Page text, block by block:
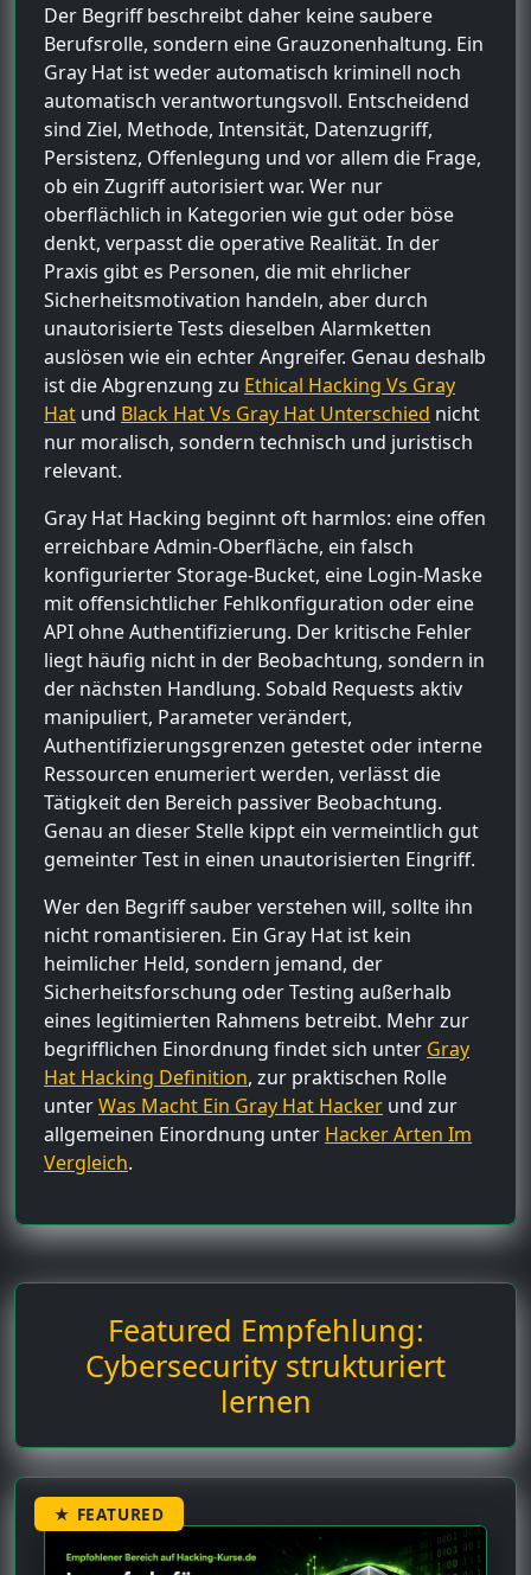
Der Begriff beschreibt daher keine saubere
Berufsrolle, sondern eine Grauzonenhaltung. Ein
Gray Hat ist weder automatisch kriminell noch
automatisch verantwortungsvoll. Entscheidend
sind Ziel, Methode, Intensität, Datenzugriff,
Persistenz, Offenlegung und vor allem die Frage,
ob ein Zugriff autorisiert war. Wer nur
oberflächlich in Kategorien wie gut oder böse
denkt, verpasst die operative Realität. In der
Praxis gibt es Personen, die mit ehrlicher
Sicherheitsmotivation handeln, aber durch
unautorisierte Tests dieselben Alarmketten
auslösen wie ein echter Angreifer. Genau deshalb
ist die Abgrenzung zu Ethical Hacking Vs Gray
Hat und Black Hat Vs Gray Hat Unterschied nicht
nur moralisch, sondern technisch und juristisch
relevant.
Gray Hat Hacking beginnt oft harmlos: eine offen
erreichbare Admin-Oberfläche, ein falsch
konfigurierter Storage-Bucket, eine Login-Maske
mit offensichtlicher Fehlkonfiguration oder eine
API ohne Authentifizierung. Der kritische Fehler
liegt häufig nicht in der Beobachtung, sondern in
der nächsten Handlung. Sobald Requests aktiv
manipuliert, Parameter verändert,
Authentifizierungsgrenzen getestet oder interne
Ressourcen enumeriert werden, verlässt die
Tätigkeit den Bereich passiver Beobachtung.
Genau an dieser Stelle kippt ein vermeintlich gut
gemeinter Test in einen unautorisierten Eingriff.
Wer den Begriff sauber verstehen will, sollte ihn
nicht romantisieren. Ein Gray Hat ist kein
heimlicher Held, sondern jemand, der
Sicherheitsforschung oder Testing außerhalb
eines legitimierten Rahmens betreibt. Mehr zur
begrifflichen Einordnung findet sich unter Gray
Hat Hacking Definition, zur praktischen Rolle
unterWas Macht Ein Gray Hat Hacker und zur
allgemeinen Einordnung unter Hacker Arten Im
Vergleich.
Featured Empfehlung:
Cybersecurity strukturiert
lernen
★ FEATURED